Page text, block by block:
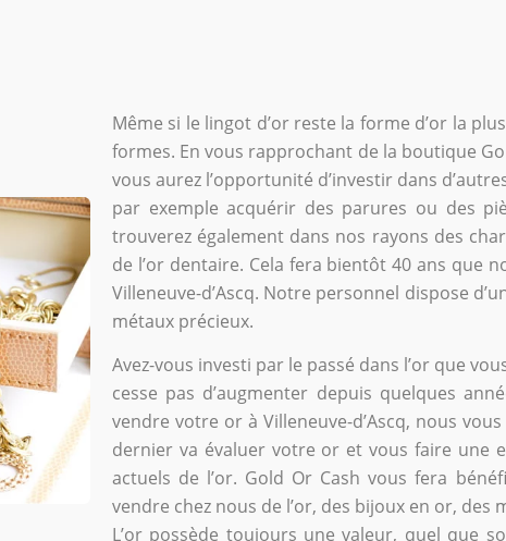
Même si le lingot d’or reste la forme d’or la
formes. En vous rapprochant de la boutique
vous aurez l’opportunité d’investir dans
par exemple acquérir des parures ou des
trouverez également dans nos rayons des
de l’or dentaire. Cela fera bientôt 40 ans que
Villeneuve-d’Ascq. Notre personnel dispose
métaux précieux.
Avez-vous investi par le passé dans l’or que
cesse pas d’augmenter depuis quelques
vendre votre or à Villeneuve-d’Ascq, nous
dernier va évaluer votre or et vous faire une
actuels de l’or. Gold Or Cash vous fera
vendre chez nous de l’or, des bijoux en or,
L’or possède toujours une valeur, quel que